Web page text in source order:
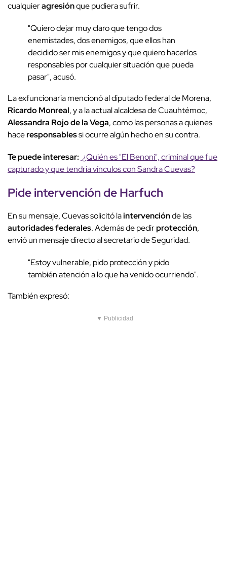
cualquieragresiónque pudiera sufrir.
"Quiero dejar muy claro que tengo dos
enemistades, dos enemigos, que ellos han
decidido ser mis enemigos y que quiero hacerlos
responsables por cualquier situación que pueda
pasar", acusó.
La exfuncionaria mencionó al diputado federal de Morena,
Ricardo Monreal, y a la actual alcaldesa de Cuauhtémoc,
Alessandra Rojo de la Vega, como las personas a quienes
haceresponsablessi ocurre algún hecho en su contra.
Te puede interesar: ¿Quién es "El Benoni", criminal que fue
capturado y que tendría vínculos con Sandra Cuevas?
Pideintervenciónde Harfuch
En su mensaje, Cuevas solicitó laintervenciónde las
autoridades federales. Además de pedirprotección,
envió un mensaje directo al secretario de Seguridad.
"Estoy vulnerable, pido protección y pido
también atención a lo que ha venido ocurriendo".
También expresó:
▼ Publicidad